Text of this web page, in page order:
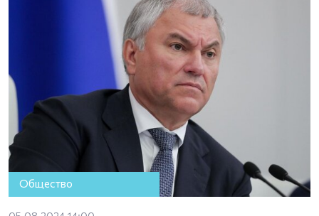
Общество